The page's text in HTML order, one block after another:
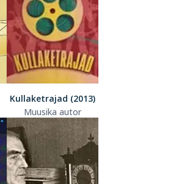
Kullaketrajad (2013)
Muusika autor